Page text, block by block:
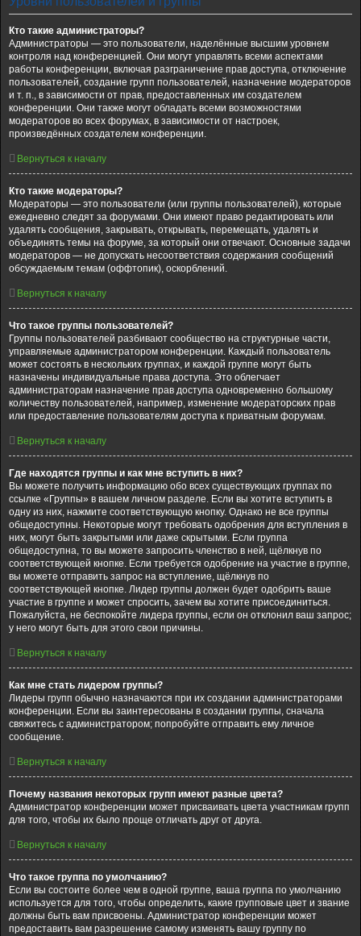
Кто такие администраторы?
Администраторы — это пользователи, наделённые высшим уровнем
контроля над конференцией. Они могут управлять всеми аспектами
работы конференции, включая разграничение прав доступа, отключение
пользователей, создание групп пользователей, назначение модераторов
и т. п., в зависимости от прав, предоставленных им создателем
конференции. Они также могут обладать всеми возможностями
модераторов во всех форумах, в зависимости от настроек,
произведённых создателем конференции.
Вернуться к началу
Кто такие модераторы?
Модераторы — это пользователи (или группы пользователей), которые
ежедневно следят за форумами. Они имеют право редактировать или
удалять сообщения, закрывать, открывать, перемещать, удалять и
объединять темы на форуме, за который они отвечают. Основные задачи
модераторов — не допускать несоответствия содержания сообщений
обсуждаемым темам (оффтопик), оскорблений.
Вернуться к началу
Что такое группы пользователей?
Группы пользователей разбивают сообщество на структурные части,
управляемые администратором конференции. Каждый пользователь
может состоять в нескольких группах, и каждой группе могут быть
назначены индивидуальные права доступа. Это облегчает
администраторам назначение прав доступа одновременно большому
количеству пользователей, например, изменение модераторских прав
или предоставление пользователям доступа к приватным форумам.
Вернуться к началу
Где находятся группы и как мне вступить в них?
Вы можете получить информацию обо всех существующих группах по
ссылке «Группы» в вашем личном разделе. Если вы хотите вступить в
одну из них, нажмите соответствующую кнопку. Однако не все группы
общедоступны. Некоторые могут требовать одобрения для вступления в
них, могут быть закрытыми или даже скрытыми. Если группа
общедоступна, то вы можете запросить членство в ней, щёлкнув по
соответствующей кнопке. Если требуется одобрение на участие в группе,
вы можете отправить запрос на вступление, щёлкнув по
соответствующей кнопке. Лидер группы должен будет одобрить ваше
участие в группе и может спросить, зачем вы хотите присоединиться.
Пожалуйста, не беспокойте лидера группы, если он отклонил ваш запрос;
у него могут быть для этого свои причины.
Вернуться к началу
Как мне стать лидером группы?
Лидеры групп обычно назначаются при их создании администраторами
конференции. Если вы заинтересованы в создании группы, сначала
свяжитесь с администратором; попробуйте отправить ему личное
сообщение.
Вернуться к началу
Почему названия некоторых групп имеют разные цвета?
Администратор конференции может присваивать цвета участникам групп
для того, чтобы их было проще отличать друг от друга.
Вернуться к началу
Что такое группа по умолчанию?
Если вы состоите более чем в одной группе, ваша группа по умолчанию
используется для того, чтобы определить, какие групповые цвет и звание
должны быть вам присвоены. Администратор конференции может
предоставить вам разрешение самому изменять вашу группу по